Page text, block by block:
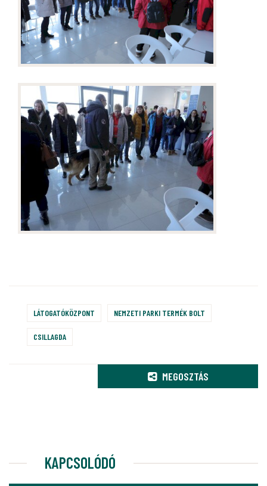
LÁTOGATÓKÖZPONT NEMZETI PARKI TERMÉK BOLT
CSILLAGDA
MEGOSZTÁS
KAPCSOLÓDÓ